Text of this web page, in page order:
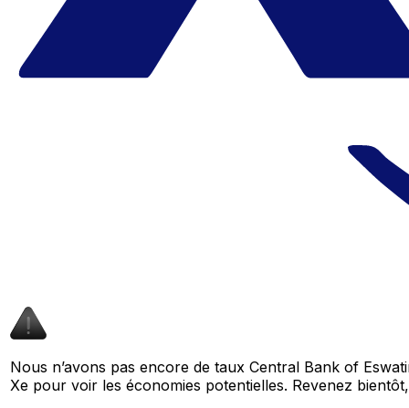
Nous n’avons pas encore de taux Central Bank of
Xe pour voir les économies potentielles. Revenez